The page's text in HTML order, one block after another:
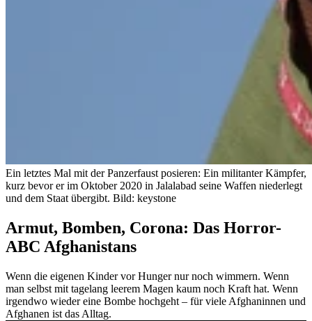
Ein letztes Mal mit der Panzerfaust posieren: Ein militanter Kämpfer,
kurz bevor er im Oktober 2020 in Jalalabad seine Waffen niederlegt
und dem Staat übergibt. Bild: keystone
Armut, Bomben, Corona: Das Horror-
ABC Afghanistans
Wenn die eigenen Kinder vor Hunger nur noch wimmern. Wenn
man selbst mit tagelang leerem Magen kaum noch Kraft hat. Wenn
irgendwo wieder eine Bombe hochgeht – für viele Afghaninnen und
Afghanen ist das Alltag.